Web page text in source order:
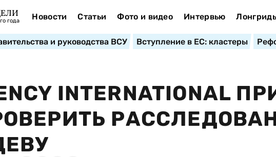
года Новости Статьи Фото и видео Интервью
и руководства ВСУ Вступление в ЕС: кластеры
INTERNATIONAL